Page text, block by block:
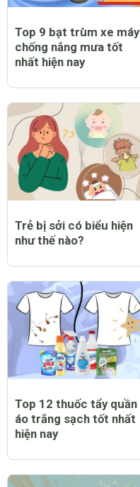
Top 9 bạt trùm xe máy
chống nắng mưa tốt
nhất hiện nay
Trẻ bị sởi có biểu hiện
như thế nào?
Top 12 thuốc tẩy quần
áo trắng sạch tốt nhất
hiện nay